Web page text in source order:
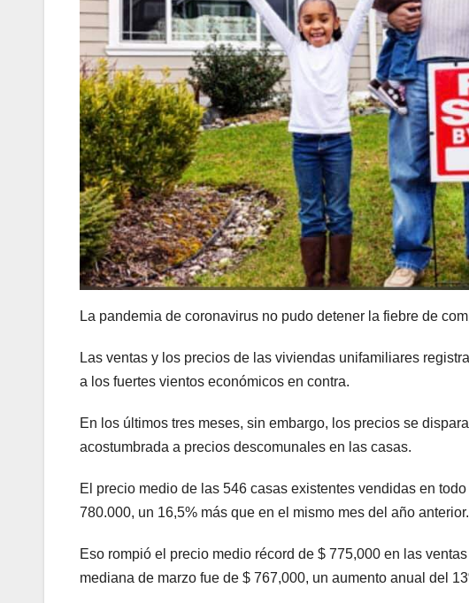
La pandemia de coronavirus no pudo detener la fiebre de
Las ventas y los precios de las viviendas unifamiliares
a los fuertes vientos económicos en contra.
En los últimos tres meses, sin embargo, los precios se
acostumbrada a precios descomunales en las casas.
El precio medio de las 546 casas existentes vendidas en
780.000, un 16,5% más que en el mismo mes del año anterior.
Eso rompió el precio medio récord de $ 775,000 en las
mediana de marzo fue de $ 767,000, un aumento anual del